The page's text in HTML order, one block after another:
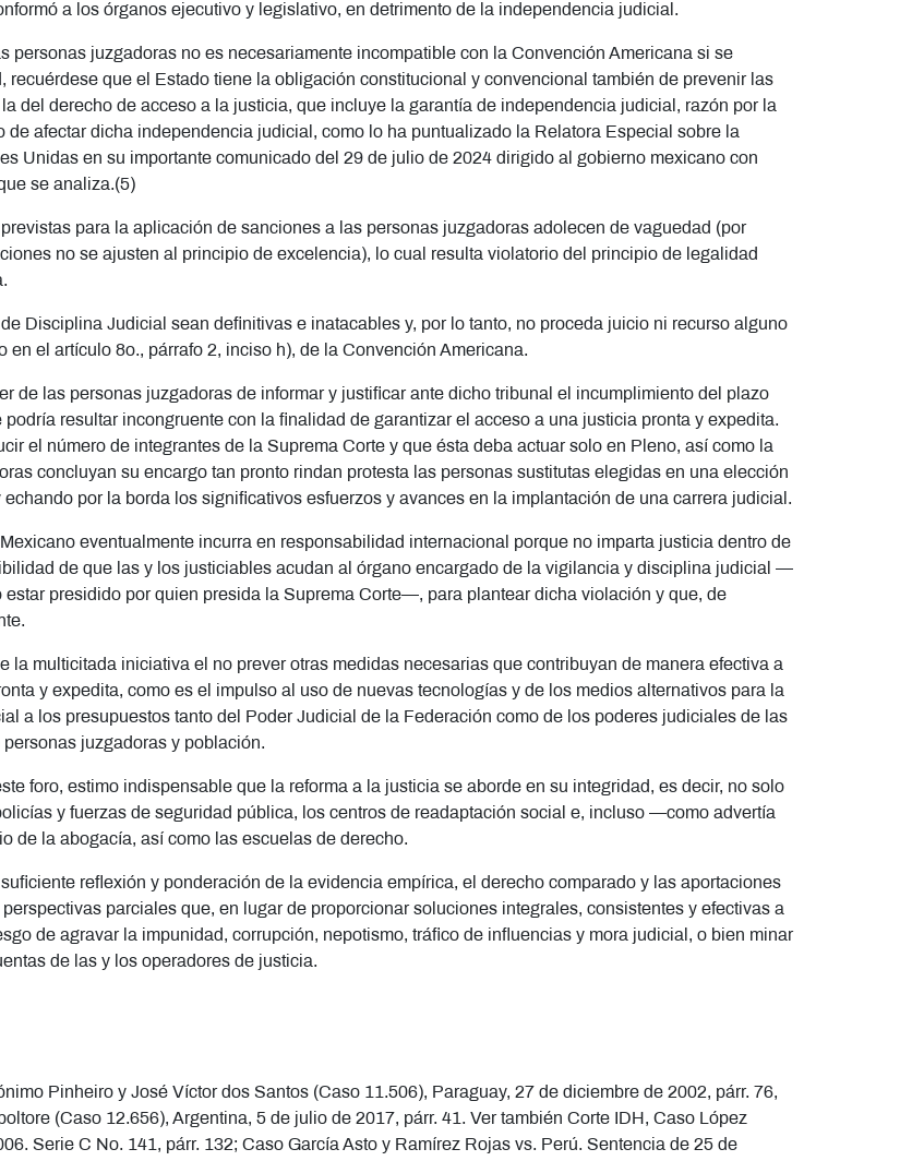
a los órganos ejecutivo y legislativo, en detrimento de la independencia judicial.
personas juzgadoras no es necesariamente incompatible con la Convención Americana si se
que el Estado tiene la obligación constitucional y convencional también de prevenir las
del derecho de acceso a la justicia, que incluye la garantía de independencia judicial, razón por la
afectar dicha independencia judicial, como lo ha puntualizado la Relatora Especial sobre la
Unidas en su importante comunicado del 29 de julio de 2024 dirigido al gobierno mexicano con
se analiza.(5)
para la aplicación de sanciones a las personas juzgadoras adolecen de vaguedad (por
no se ajusten al principio de excelencia), lo cual resulta violatorio del principio de legalidad
Disciplina Judicial sean definitivas e inatacables y, por lo tanto, no proceda juicio ni recurso alguno
el artículo 8o., párrafo 2, inciso h), de la Convención Americana.
de las personas juzgadoras de informar y justificar ante dicho tribunal el incumplimiento del plazo
resultar incongruente con la finalidad de garantizar el acceso a una justicia pronta y expedita.
el número de integrantes de la Suprema Corte y que ésta deba actuar solo en Pleno, así como la
concluyan su encargo tan pronto rindan protesta las personas sustitutas elegidas en una elección
por la borda los significativos esfuerzos y avances en la implantación de una carrera judicial.
eventualmente incurra en responsabilidad internacional porque no imparta justicia dentro de
de que las y los justiciables acudan al órgano encargado de la vigilancia y disciplina judicial —
presidido por quien presida la Suprema Corte—, para plantear dicha violación y que, de
la multicitada iniciativa el no prever otras medidas necesarias que contribuyan de manera efectiva a
y expedita, como es el impulso al uso de nuevas tecnologías y de los medios alternativos para la
a los presupuestos tanto del Poder Judicial de la Federación como de los poderes judiciales de las
juzgadoras y población.
foro, estimo indispensable que la reforma a la justicia se aborde en su integridad, es decir, no solo
y fuerzas de seguridad pública, los centros de readaptación social e, incluso —como advertía
de la abogacía, así como las escuelas de derecho.
reflexión y ponderación de la evidencia empírica, el derecho comparado y las aportaciones
parciales que, en lugar de proporcionar soluciones integrales, consistentes y efectivas a
de agravar la impunidad, corrupción, nepotismo, tráfico de influencias y mora judicial, o bien minar
de las y los operadores de justicia.
Pinheiro y José Víctor dos Santos (Caso 11.506), Paraguay, 27 de diciembre de 2002, párr. 76,
(Caso 12.656), Argentina, 5 de julio de 2017, párr. 41. Ver también Corte IDH, Caso López
Serie C No. 141, párr. 132; Caso García Asto y Ramírez Rojas vs. Perú. Sentencia de 25 de